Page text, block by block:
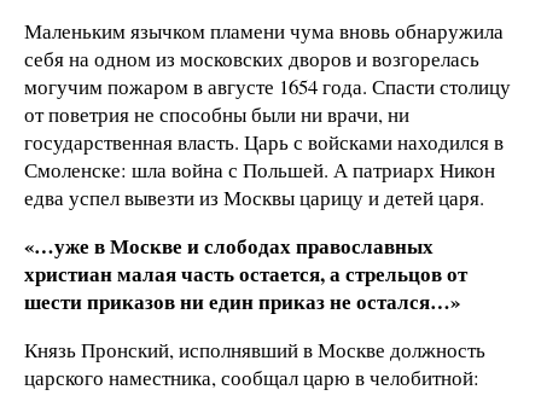
Маленьким язычком пламени чума вновь обнаружила
себя на одном из московских дворов и возгорелась
могучим пожаром в августе 1654 года. Спасти столицу
от поветрия не способны были ни врачи, ни
государственная власть. Царь с войсками находился в
Смоленске: шла война с Польшей. А патриарх Никон
едва успел вывезти из Москвы царицу и детей царя.
«…уже в Москве и слободах православных
христиан малая часть остается, а стрельцов от
шести приказов ни един приказ не остался…»
Князь Пронский, исполнявший в Москве должность
царского наместника, сообщал царю в челобитной: